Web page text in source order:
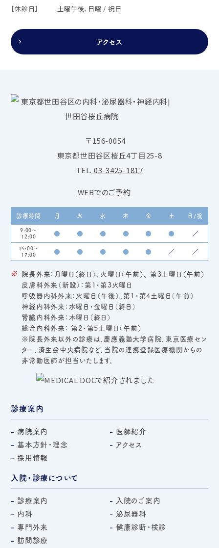
［休診日］
土曜午後、日曜 / 祝日
アクセス
〒156-0054
東京都世田谷区桜丘4丁目25-8
TEL. 03-3425-1817
WEBでのご予約
診療時間 月 火 水 木 金 土 日/祝
9:00～
12:00
● ● ● ● ● ● ／
14:00～
17:00
● ● ● ● ● ／ ／
院長外来：月曜日（終日）、火曜日（午前）、 第3土曜日（午前）
皮膚科外来（新設）：第1・第3火曜日
呼吸器内科外来：火曜日（午後）、第1・第4土曜日（午前）
神経内科外来：水曜日・金曜日（終日）
腎臓内科外来：木曜日（終日）
総合内科外来： 第2・第5土曜日（午前）
※院長外来以外の診療は、慶應義塾大学病院、東京医療セン
ター、済生会中央病院など、当院の連携登録医療機関からの
非常勤医師が担当いたします。
診療案内
病院案内
医師紹介
基本方針・理念
アクセス
採用情報
入院・診療について
診療案内
入院のご案内
内科
泌尿器科
専門外来
健康診断・検診
訪問診療